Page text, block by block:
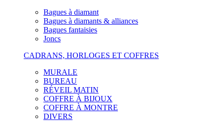
Bagues à diamant
Bagues à diamants & alliances
Bagues fantaisies
Joncs
CADRANS, HORLOGES ET COFFRES
MURALE
BUREAU
RÉVEIL MATIN
COFFRE À BIJOUX
COFFRE À MONTRE
DIVERS